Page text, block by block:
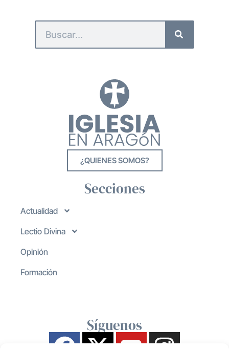
¿QUIENES SOMOS?
Secciones
Actualidad
Lectio Divina
Opinión
Formación
Síguenos